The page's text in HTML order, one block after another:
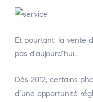
Et pourtant, la vente
pas d’aujourd’hui.
Dès 2012, certains
d’une opportunité